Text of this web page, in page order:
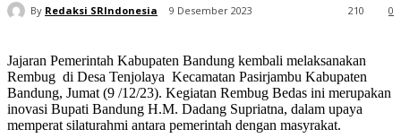
By Redaksi SRIndonesia 9 Desember 2023 0
210
Jajaran Pemerintah Kabupaten Bandung kembali melaksanakan
Rembug di Desa Tenjolaya Kecamatan Pasirjambu Kabupaten
Bandung, Jumat (9 /12/23). Kegiatan Rembug Bedas ini merupakan
inovasi Bupati Bandung H.M. Dadang Supriatna, dalam upaya
memperat silaturahmi antara pemerintah dengan masyrakat.